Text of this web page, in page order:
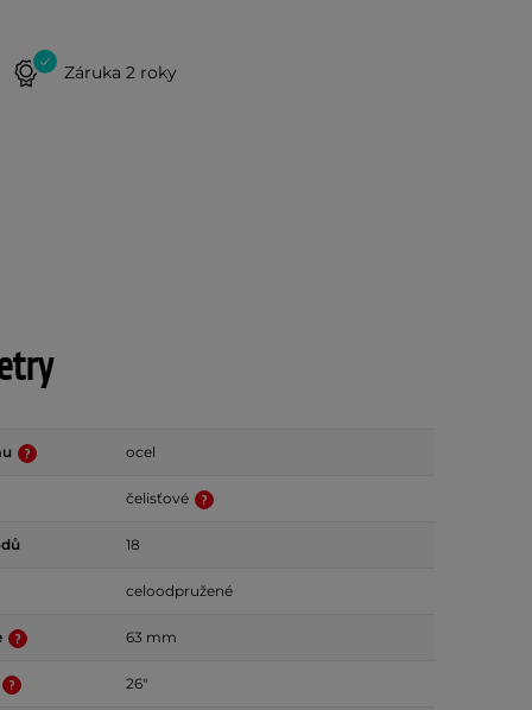
Záruka 2 roky
ocel
čelisťové
18
celoodpružené
63 mm
26"